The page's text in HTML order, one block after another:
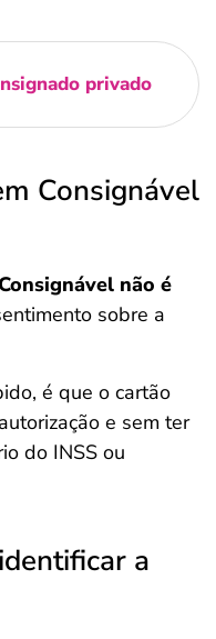
privado
Consignável
não é
sobre a
é que o cartão
e sem ter
do INSS ou
a